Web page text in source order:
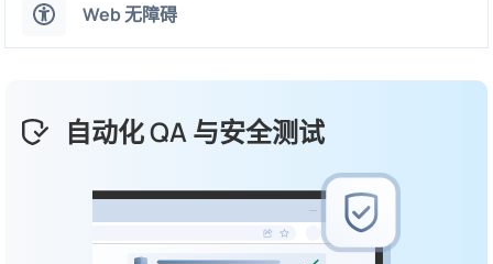
Web 无障碍
自动化 QA 与安全测试